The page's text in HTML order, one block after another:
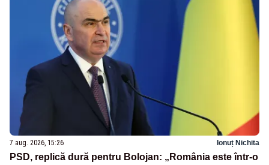
7 aug. 2026, 15:26 Ionuț Nichita
PSD, replică dură pentru Bolojan: „România este într-o